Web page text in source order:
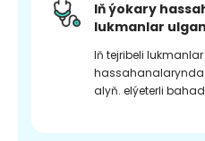
Iň ýokary
lukmanlar
Iň tejribeli
hassahanalarynda
alyň. elýeterli